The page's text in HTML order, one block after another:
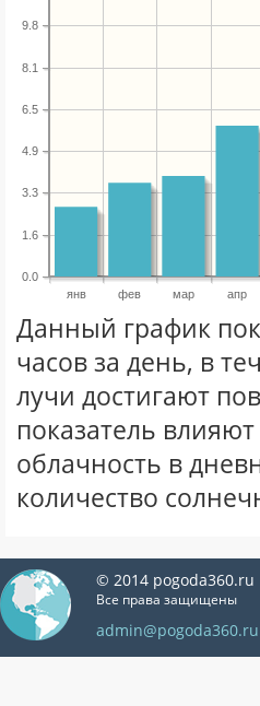
янв фев мар апр
0.0
1.6
3.3
4.9
6.5
8.1
9.8
Данный график
часов за день, в
лучи достигают
показатель
облачность в
количество
© 2014 pogoda360.ru
Все права защищены
admin@pogoda360.ru